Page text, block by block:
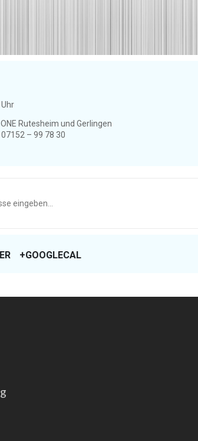
Uhr
Rutesheim und Gerlingen
07152 – 99 78 30
- Rutesheim [JUxWAF48R]
+GOOGLECAL